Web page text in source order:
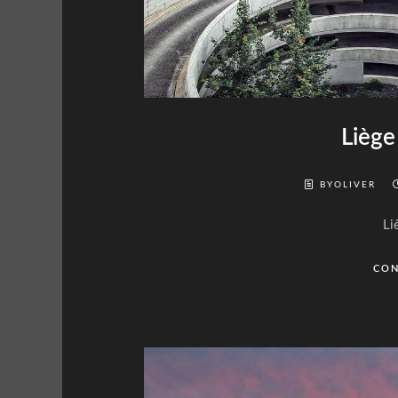
BYOLIVER